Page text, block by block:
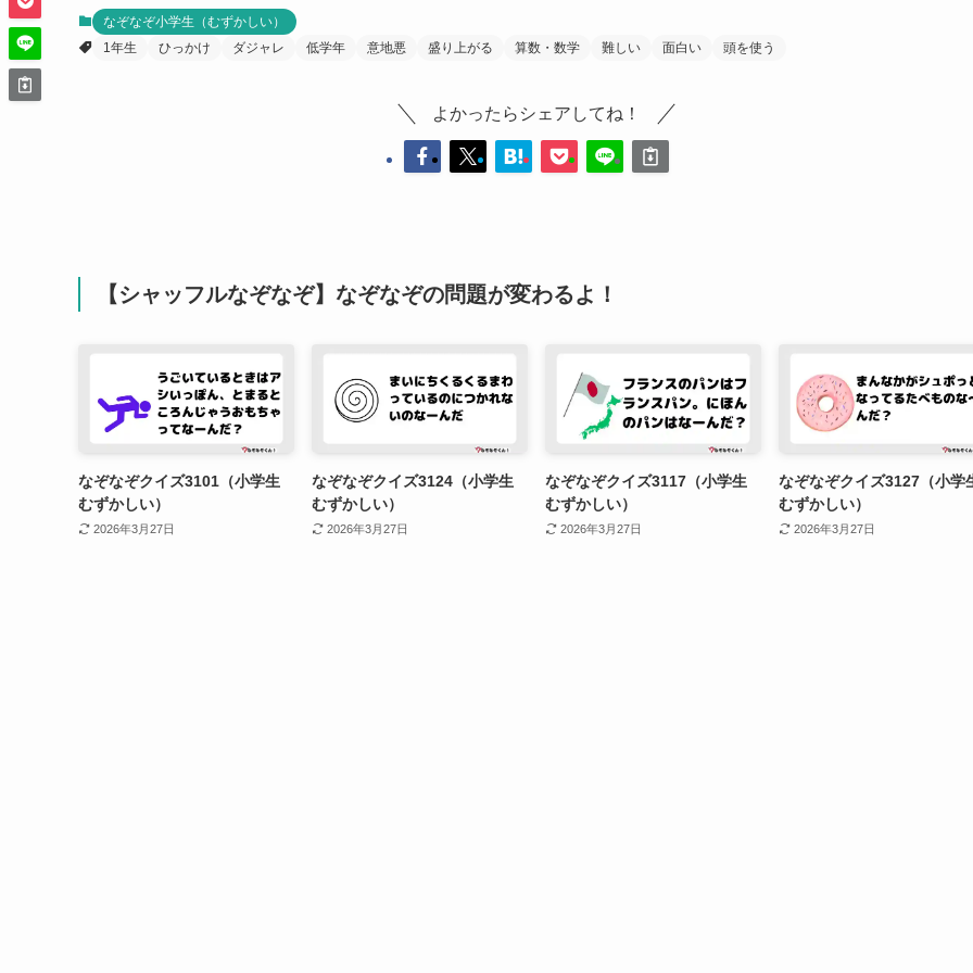
なぞなぞ小学生（むずかしい）
1年生
ひっかけ ダジャレ 低学年 意地悪 盛り上がる 算数・数学 難しい 面白い 頭を使う
よかったらシェアしてね！
【シャッフルなぞなぞ】なぞなぞの問題が変わるよ！
なぞなぞクイズ3101（小学生
むずかしい）
2026年3月27日
なぞなぞクイズ3124（小学生
むずかしい）
2026年3月27日
なぞなぞクイズ3117（小学生
むずかしい）
2026年3月27日
なぞなぞクイズ3127（小学
むずかしい）
2026年3月27日